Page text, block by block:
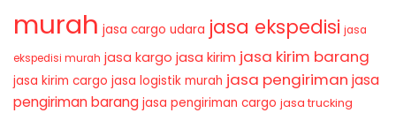
murah jasa cargo udara jasa ekspedisi jasa
ekspedisi murah jasa kargo jasa kirim jasa kirim barang
jasa kirim cargo jasa logistik murah jasa pengiriman jasa
pengiriman barang jasa pengiriman cargo jasa trucking